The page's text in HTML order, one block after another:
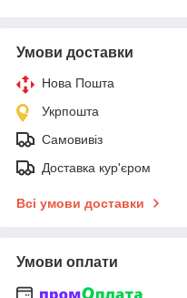
Умови доставки
Нова Пошта
Укрпошта
Самовивіз
Доставка кур'єром
Всі умови доставки
Умови оплати